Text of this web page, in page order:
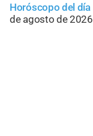
Horóscopo del día
de agosto de 2026